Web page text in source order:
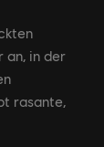
an, in der
rasante,